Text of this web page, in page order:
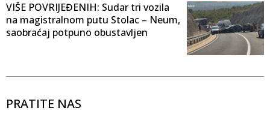
VIŠE POVRIJEĐENIH: Sudar tri vozila
na magistralnom putu Stolac – Neum,
saobraćaj potpuno obustavljen
PRATITE NAS